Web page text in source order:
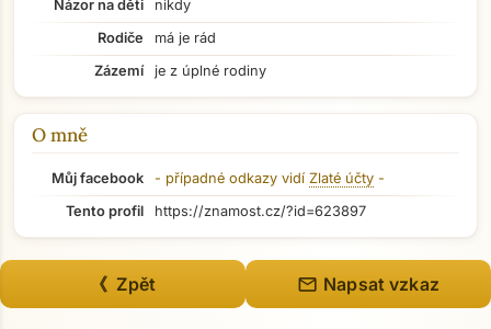
Názor na děti
nikdy
Rodiče
má je rád
Zázemí
je z úplné rodiny
O mně
Můj facebook - případné odkazy vidí Zlaté účty -
Tento profil
https://znamost.cz/?id=623897
《 Zpět mail Napsat vzkaz